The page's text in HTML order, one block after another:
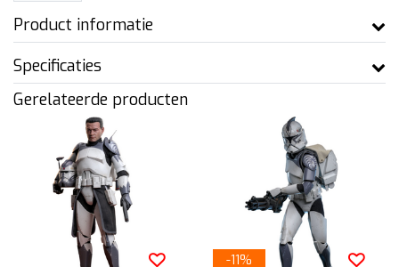
Product informatie
Specificaties
Gerelateerde producten
-11%